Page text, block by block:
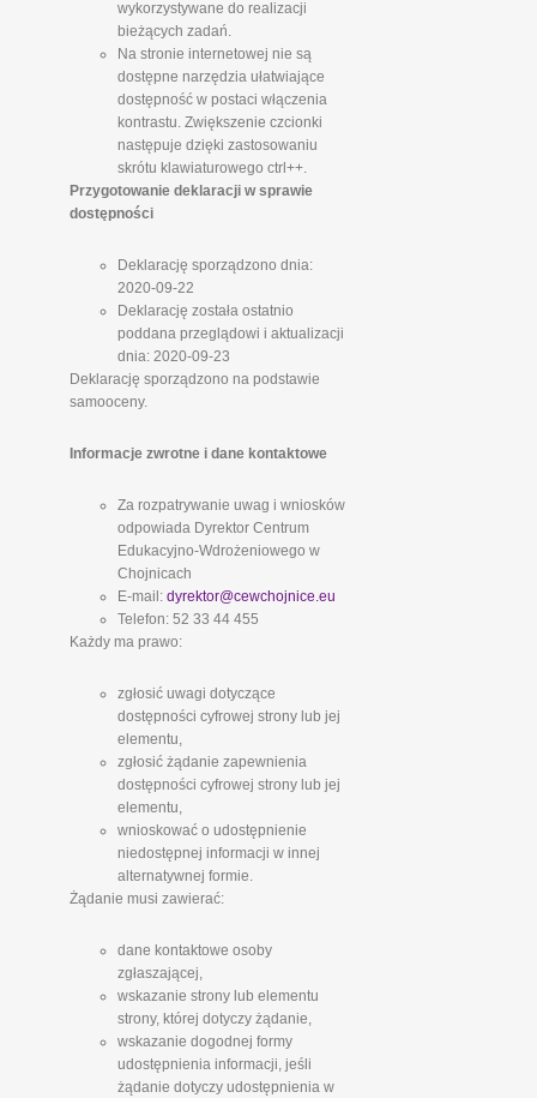
wykorzystywane do realizacji
bieżących zadań.
Na stronie internetowej nie są
dostępne narzędzia ułatwiające
dostępność w postaci włączenia
kontrastu. Zwiększenie czcionki
następuje dzięki zastosowaniu
skrótu klawiaturowego ctrl++.
Przygotowanie deklaracji w sprawie
dostępności
Deklarację sporządzono dnia:
2020-09-22
Deklarację została ostatnio
poddana przeglądowi i aktualizacji
dnia: 2020-09-23
Deklarację sporządzono na podstawie
samooceny.
Informacje zwrotne i dane kontaktowe
Za rozpatrywanie uwag i wniosków
odpowiada Dyrektor Centrum
Edukacyjno-Wdrożeniowego w
Chojnicach
E-mail: dyrektor@cewchojnice.eu
Telefon: 52 33 44 455
Każdy ma prawo:
zgłosić uwagi dotyczące
dostępności cyfrowej strony lub jej
elementu,
zgłosić żądanie zapewnienia
dostępności cyfrowej strony lub jej
elementu,
wnioskować o udostępnienie
niedostępnej informacji w innej
alternatywnej formie.
Żądanie musi zawierać:
dane kontaktowe osoby
zgłaszającej,
wskazanie strony lub elementu
strony, której dotyczy żądanie,
wskazanie dogodnej formy
udostępnienia informacji, jeśli
żądanie dotyczy udostępnienia w